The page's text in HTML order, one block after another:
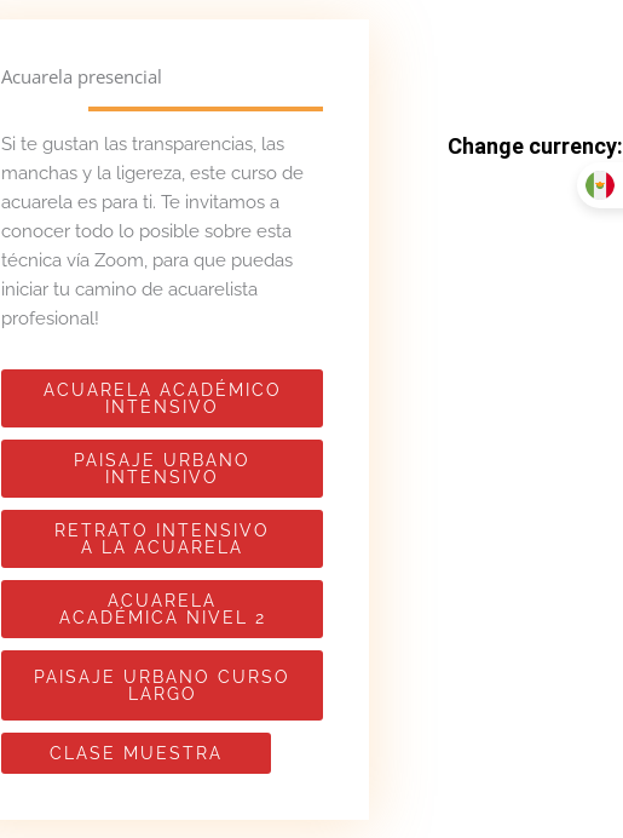
Acuarela presencial
Si te gustan las transparencias, las
manchas y la ligereza, este curso de
acuarela es para ti. Te invitamos a
conocer todo lo posible sobre esta
técnica vía Zoom, para que puedas
iniciar tu camino de acuarelista
profesional!
ACUARELA ACADÉMICO
INTENSIVO
PAISAJE URBANO
INTENSIVO
RETRATO INTENSIVO
A LA ACUARELA
ACUARELA
ACADÉMICA NIVEL 2
PAISAJE URBANO CURSO
LARGO
CLASE MUESTRA